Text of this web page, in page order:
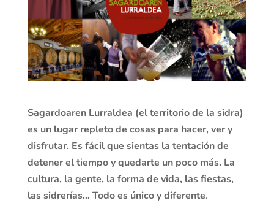
Sagardoaren Lurraldea (el territorio de la sidra)
es un lugar repleto de cosas para hacer, ver y
disfrutar. Es fácil que sientas la tentación de
detener el tiempo y quedarte un poco más. La
cultura, la gente, la forma de vida, las fiestas,
las sidrerías… Todo es único y diferente.